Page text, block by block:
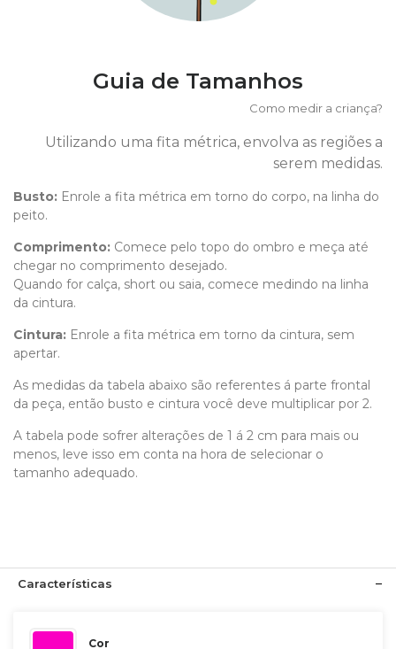
Guia de Tamanhos
Como medir a criança?
Utilizando uma fita métrica, envolva as regiões a
serem medidas.
Busto: Enrole a fita métrica em torno do corpo, na linha do
peito.
Comprimento: Comece pelo topo do ombro e meça até
chegar no comprimento desejado.
Quando for calça, short ou saia, comece medindo na linha
da cintura.
Cintura: Enrole a fita métrica em torno da cintura, sem
apertar.
As medidas da tabela abaixo são referentes á parte frontal
da peça, então busto e cintura você deve multiplicar por 2.
A tabela pode sofrer alterações de 1 á 2 cm para mais ou
menos, leve isso em conta na hora de selecionar o
tamanho adequado.
Características
Cor